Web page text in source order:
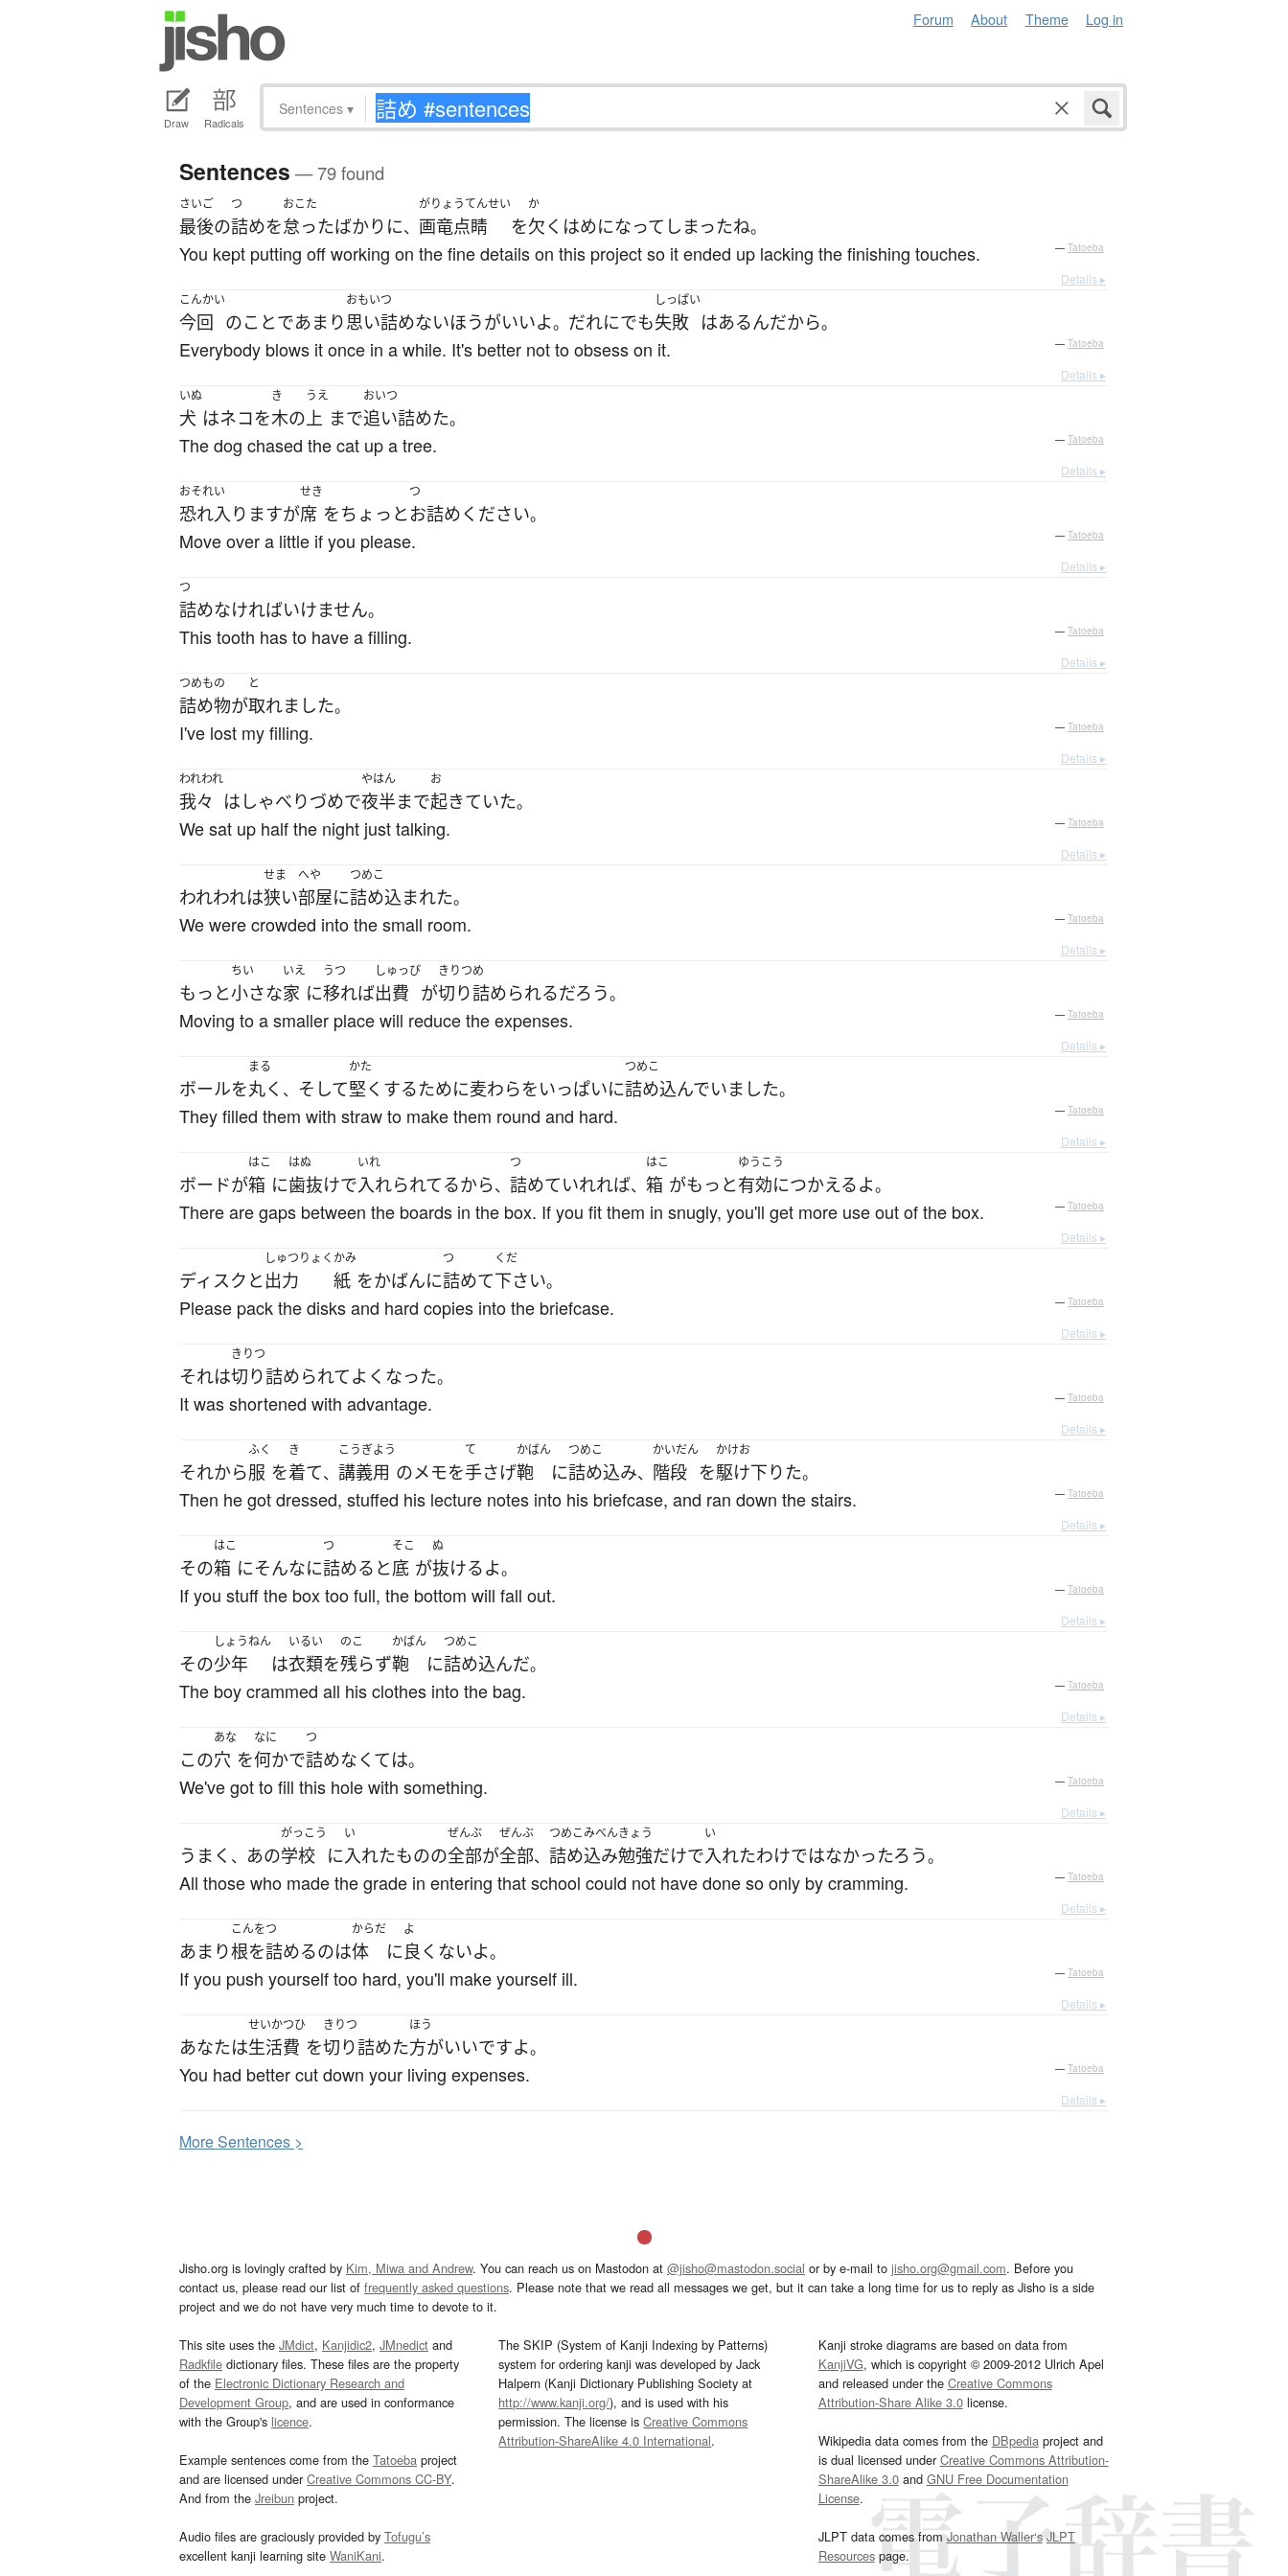
Forum About Theme Log in
Draw Radicals
Sentences ▾
Sentences — 79 found
さいご
最後の
つ
詰めを
おこた
怠ったばかりに、
がりょうてんせい
画竜点睛 を
か
欠く はめになって しまったね。
You kept putting off working on the fine details on this project so it ended up lacking the finishing touches. — Tatoeba
Details ▸
こんかい
今回 のことであまり
おもいつ
思い詰めないほうがいいよ。 だれにでも
しっぱい
失敗 はあるんだから。
Everybody blows it once in a while. It's better not to obsess on it. — Tatoeba
Details ▸
いぬ
犬 はネコを
き
木の
うえ
上 まで
おいつ
追い詰めた。
The dog chased the cat up a tree. — Tatoeba
Details ▸
おそれい
恐れ入りますが
せき
席 をちょっと
つ
お詰めください。
Move over a little if you please. — Tatoeba
Details ▸
つ
詰めなければいけません。
This tooth has to have a filling. — Tatoeba
Details ▸
つめもの
詰め物が
と
取れました。
I've lost my filling. — Tatoeba
Details ▸
われわれ
我々 は しゃべりづめで
やはん
夜半まで
お
起きていた。
We sat up half the night just talking. — Tatoeba
Details ▸
われわれは
せま
狭い
へや
部屋に
つめこ
詰め込まれた。
We were crowded into the small room. — Tatoeba
Details ▸
もっと
ちい
小さな
いえ
家 に
うつ
移れば
しゅっぴ
出費 が
きりつめ
切り詰められるだろう。
Moving to a smaller place will reduce the expenses. — Tatoeba
Details ▸
ボールを
まる
丸く 、 そして
かた
堅く するために麦わらをいっぱいに
つめこ
詰め込んでいました。
They filled them with straw to make them round and hard. — Tatoeba
Details ▸
ボードが
はこ
箱 に
はぬ
歯抜けで
いれ
入れられてるから、
つ
詰めていれれば、
はこ
箱 がもっと
ゆうこう
有効につかえるよ。
There are gaps between the boards in the box. If you fit them in snugly, you'll get more use out of the box. — Tatoeba
Details ▸
ディスク と
しゅつりょく
出力
かみ
紙 をかばんに
つ
詰めて
くだ
下さい。
Please pack the disks and hard copies into the briefcase. — Tatoeba
Details ▸
それは
きりつ
切り詰められてよく なった。
It was shortened with advantage. — Tatoeba
Details ▸
それから
ふく
服 を
き
着て、
こうぎ
講義
よう
用 のメモを
て
手さげ
かばん
鞄 に
つめこ
詰め込み、
かいだん
階段 を
かけお
駆け下りた。
Then he got dressed, stuffed his lecture notes into his briefcase, and ran down the stairs. — Tatoeba
Details ▸
その
はこ
箱 にそんなに
つ
詰める と
そこ
底 が
ぬ
抜けるよ。
If you stuff the box too full, the bottom will fall out. — Tatoeba
Details ▸
その
しょうねん
少年 は
いるい
衣類を
のこ
残らず
かばん
鞄 に
つめこ
詰め込んだ。
The boy crammed all his clothes into the bag. — Tatoeba
Details ▸
この
あな
穴 を
なに
何かで
つ
詰めなくては。
We've got to fill this hole with something. — Tatoeba
Details ▸
うまく 、 あの
がっこう
学校 に
い
入れたものの
ぜんぶ
全部が
ぜんぶ
全部、
つめこみべんきょう
詰め込み勉強だけで
い
入れたわけではなかったろう。
All those who made the grade in entering that school could not have done so only by cramming. — Tatoeba
Details ▸
あまり
こんをつ
根を詰めるのは
からだ
体 に
よ
良くないよ。
If you push yourself too hard, you'll make yourself ill. — Tatoeba
Details ▸
あなたは
せいかつひ
生活費 を
きりつ
切り詰めた
ほう
方がいいですよ。
You had better cut down your living expenses. — Tatoeba
Details ▸
MoreSentences >
Jisho.org is lovingly crafted by Kim, Miwa and Andrew. You can reach us on Mastodon at @jisho@mastodon.social or by e-mail to jisho.org@gmail.com. Before you
contact us, please read our list of frequently asked questions. Please note that we read all messages we get, but it can take a long time for us to reply as Jisho is a side
project and we do not have very much time to devote to it.
This site uses the JMdict, Kanjidic2, JMnedict and
Radkfile dictionary files. These files are the property
of the Electronic Dictionary Research and
Development Group, and are used in conformance
with the Group's licence.
Example sentences come from the Tatoeba project
and are licensed underCreative Commons CC-BY.
And from the Jreibun project.
Audio files are graciously provided by Tofugu’s
excellent kanji learning site WaniKani.
The SKIP (System of Kanji Indexing by Patterns)
system for ordering kanji was developed by Jack
Halpern (Kanji Dictionary Publishing Society at
http://www.kanji.org/), and is used with his
permission. The license isCreative Commons
Attribution-ShareAlike 4.0 International.
Kanji stroke diagrams are based on data from
KanjiVG, which is copyright © 2009-2012 Ulrich Apel
and released under the Creative Commons
Attribution-Share Alike 3.0license.
Wikipedia data comes from the DBpediaproject and
is dual licensed underCreative Commons Attribution-
ShareAlike 3.0and GNU Free Documentation
License.
JLPT data comes fromJonathan Waller‘s JLPT
Resourcespage.